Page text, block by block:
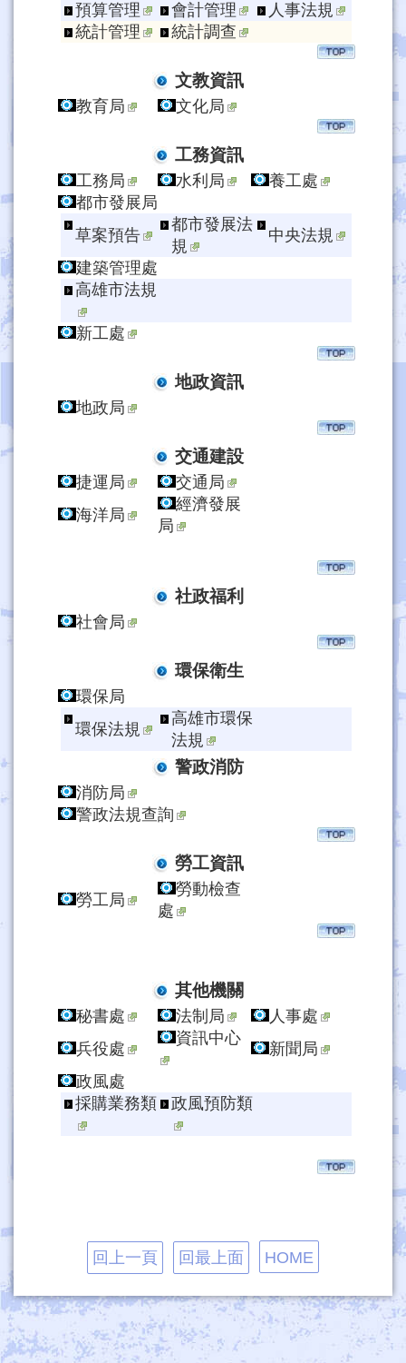
預算管理
會計管理
人事法規
統計管理
統計調查
文教資訊
教育局 文化局
工務資訊
工務局 水利局
養工處
都市發展局
草案預告
都市發展法
規
中央法規
建築管理處
高雄市法規
新工處
地政資訊
地政局
交通建設
捷運局
交通局
海洋局
經濟發展
局
社政福利
社會局
環保衛生
環保局
環保法規
高雄市環保
法規
警政消防
消防局
警政法規查詢
勞工資訊
勞工局
勞動檢查
處
其他機關
秘書處 法制局
人事處
兵役處
資訊中心
新聞局
政風處
採購業務類
政風預防類
回上一頁 回最上面 HOME